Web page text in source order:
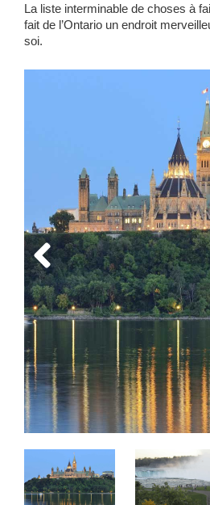
La liste interminable de choses à
fait de l’Ontario un endroit
soi.